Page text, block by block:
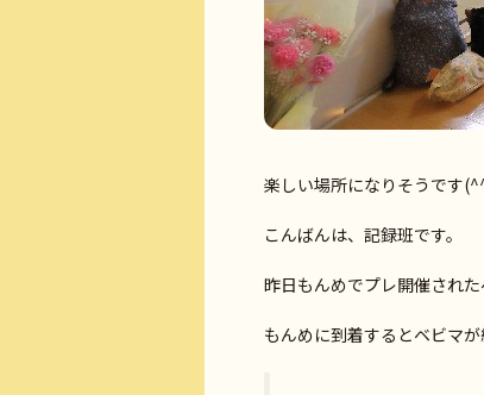
楽しい場所になりそうです
こんばんは、記録班です。
昨日もんめでプレ開催され
もんめに到着するとベビマ